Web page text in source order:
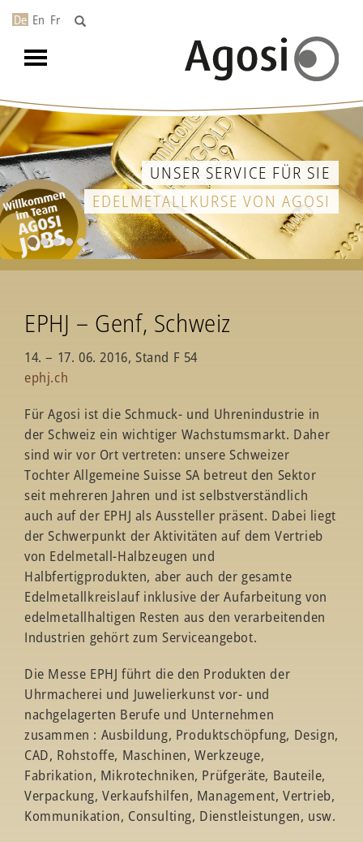
De En Fr
Toggle
navigation
UNSER SERVICE FÜR SIE
EDELMETALLKURSE VON AGOSI
EPHJ – Genf, Schweiz
14. – 17. 06. 2016, Stand F 54
ephj.ch
Für Agosi ist die Schmuck- und Uhrenindustrie in
der Schweiz ein wichtiger Wachstumsmarkt. Daher
sind wir vor Ort vertreten: unsere Schweizer
Tochter Allgemeine Suisse SA betreut den Sektor
seit mehreren Jahren und ist selbstverständlich
auch auf der EPHJ als Aussteller präsent. Dabei liegt
der Schwerpunkt der Aktivitäten auf dem Vertrieb
von Edelmetall-Halbzeugen und
Halbfertigprodukten, aber auch der gesamte
Edelmetallkreislauf inklusive der Aufarbeitung von
edelmetallhaltigen Resten aus den verarbeitenden
Industrien gehört zum Serviceangebot.
Die Messe EPHJ führt die den Produkten der
Uhrmacherei und Juwelierkunst vor- und
nachgelagerten Berufe und Unternehmen
zusammen : Ausbildung, Produktschöpfung, Design,
CAD, Rohstoffe, Maschinen, Werkzeuge,
Fabrikation, Mikrotechniken, Prüfgeräte, Bauteile,
Verpackung, Verkaufshilfen, Management, Vertrieb,
Kommunikation, Consulting, Dienstleistungen, usw.